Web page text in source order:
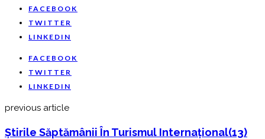
FACEBOOK
TWITTER
LINKEDIN
FACEBOOK
TWITTER
LINKEDIN
previous article
Știrile Săptămânii În Turismul Internațional(13)